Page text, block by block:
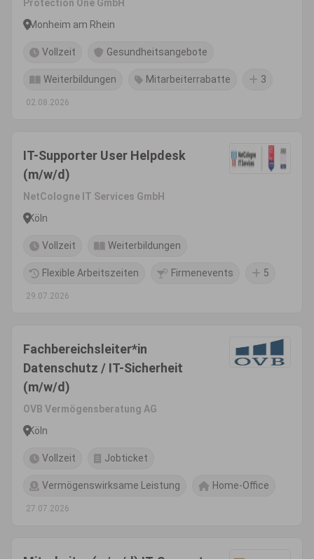
Protection One GmbH
Monheim am Rhein
Vollzeit Gesundheitsangebote
Weiterbildungen Mitarbeiterrabatte 3
02.08.2026
IT-Supporter User Helpdesk
(m/w/d)
NetCologne IT Services GmbH
Köln
Vollzeit Weiterbildungen
Flexible Arbeitszeiten Firmenevents 5
29.07.2026
Fachbereichsleiter*in
Datenschutz / IT-Sicherheit
(m/w/d)
OVB Vermögensberatung AG
Köln
Vollzeit Jobticket
Vermögenswirksame Leistung Home-Office
27.07.2026